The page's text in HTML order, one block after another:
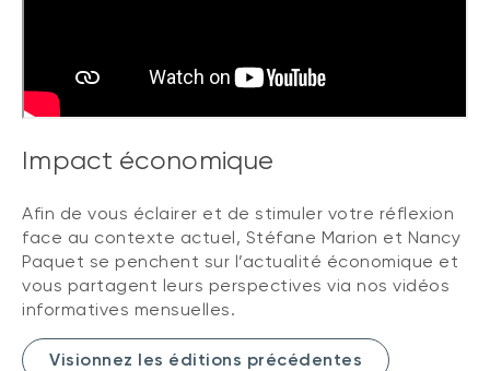
Impact économique
Afin de vous éclairer et de stimuler votre réflexion
face au contexte actuel, Stéfane Marion et Nancy
Paquet se penchent sur l’actualité économique et
vous partagent leurs perspectives via nos vidéos
informatives mensuelles.
Visionnez les éditions précédentes